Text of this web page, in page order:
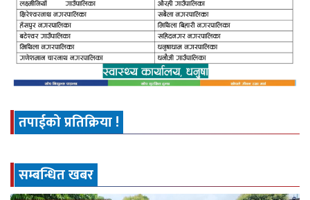
तपाईको प्रतिक्रिया !
सम्बन्धित खबर